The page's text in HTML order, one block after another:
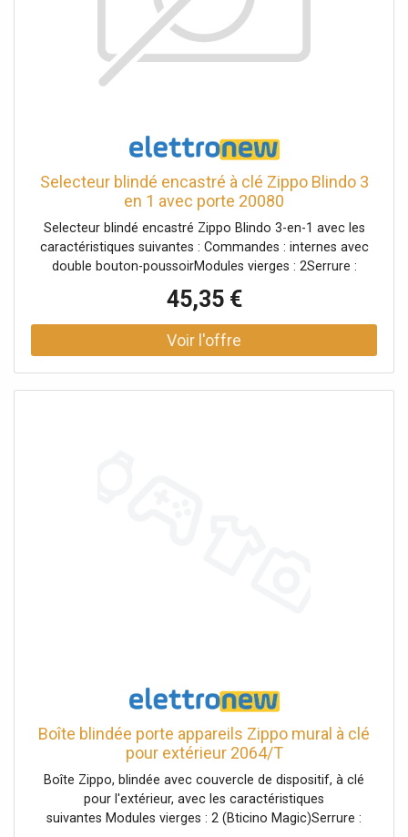
Selecteur blindé encastré à clé Zippo Blindo 3
en 1 avec porte 20080
Selecteur blindé encastré Zippo Blindo 3-en-1 avec les
caractéristiques suivantes : Commandes : internes avec
double bouton-poussoirModules vierges : 2Serrure :
IP40EncastréCouleur : Gris Sélecteur refermable pour
montage encastré, équipé d'une porte avec un cylindre à
clé qui peut être ouvert, à l'intérieur il y a un double
45,35 €
Boîte blindée porte appareils Zippo mural à clé
pour extérieur 2064/T
Boîte Zippo, blindée avec couvercle de dispositif, à clé
pour l'extérieur, avec les caractéristiques
suivantes Modules vierges : 2 (Bticino Magic)Serrure :